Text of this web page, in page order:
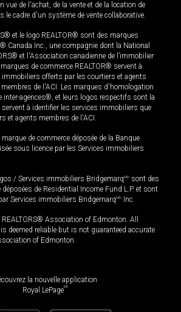
vue de l'achat, de la vente et de la location de
le cadre d'un système de vente collaborative.
et le logo REALTOR® sont des marques
Canada Inc., une compagnie dont la National
et l'Association canadienne de l’immobilier
de commerce REALTOR® servent à
offerts par les courtiers et agents
de l'ACI. Les marques d'homologation
inter-agences®, et leurs logos respectifs sont la
servent à identifier les services immobiliers que
et agents membres de l'ACI.
de commerce déposée de la Banque
sous licence par les Services immobiliers
/ Services immobiliers BridgemarqMD sont des
de Residential Income Fund L.P. et sont
Services immobiliers BridgemarqMD Inc.
Association of Edmonton. All
deemed reliable but is not guaranteed accurate
of Edmonton.
la nouvelle application
Royal LePageMD